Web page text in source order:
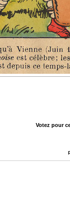
Votez pour